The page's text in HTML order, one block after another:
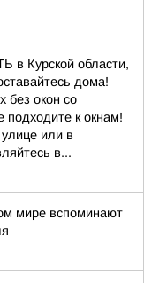
Курской области,
дома!
без окон со
к окнам!
или в
в...
мире вспоминают